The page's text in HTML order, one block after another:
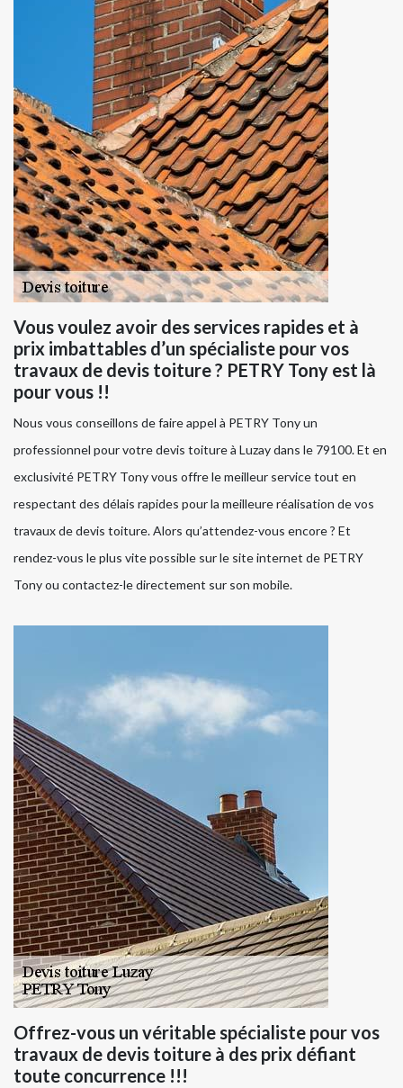
Vous voulez avoir des services rapides et à
prix imbattables d’un spécialiste pour vos
travaux de devis toiture ? PETRY Tony est là
pour vous !!
Nous vous conseillons de faire appel à PETRY Tony un
professionnel pour votre devis toiture à Luzay dans le 79100. Et en
exclusivité PETRY Tony vous offre le meilleur service tout en
respectant des délais rapides pour la meilleure réalisation de vos
travaux de devis toiture. Alors qu’attendez-vous encore ? Et
rendez-vous le plus vite possible sur le site internet de PETRY
Tony ou contactez-le directement sur son mobile.
Offrez-vous un véritable spécialiste pour vos
travaux de devis toiture à des prix défiant
toute concurrence !!!